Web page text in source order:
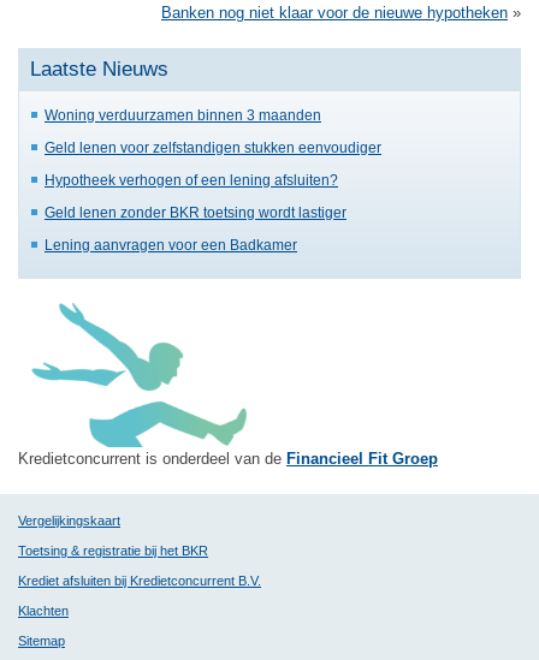
Banken nog niet klaar voor de nieuwe hypotheken »
Laatste Nieuws
Woning verduurzamen binnen 3 maanden
Geld lenen voor zelfstandigen stukken eenvoudiger
Hypotheek verhogen of een lening afsluiten?
Geld lenen zonder BKR toetsing wordt lastiger
Lening aanvragen voor een Badkamer
Kredietconcurrent is onderdeel van de Financieel Fit Groep
Vergelijkingskaart
Toetsing & registratie bij het BKR
Krediet afsluiten bij Kredietconcurrent B.V.
Klachten
Sitemap